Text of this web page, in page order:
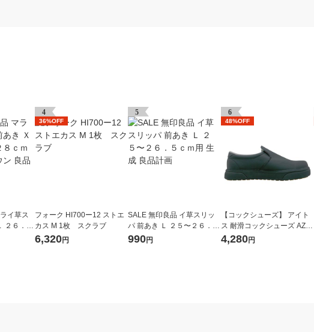
イ草ス
２６．
トブラ
4
36%OFF
フォーク HI700ー12 ストエ
カス M 1枚 スクラブ
6,320円
5
SALE 無印良品 イ草スリッ
パ 前あき Ｌ ２５〜２６．５
ｃｍ用 生成 良品計画
990円
6
48%OFF
【コックシューズ】 アイト
ス 耐滑コックシューズ AZ44
40-010-26 ブラック 26cm 1
4,280円